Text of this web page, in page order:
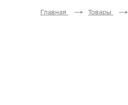
Главная Товары